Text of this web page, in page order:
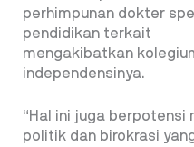
perhimpunan dokter
pendidikan terkait
mengakibatkan
independensinya.
“Hal ini juga berpotensi
politik dan birokrasi